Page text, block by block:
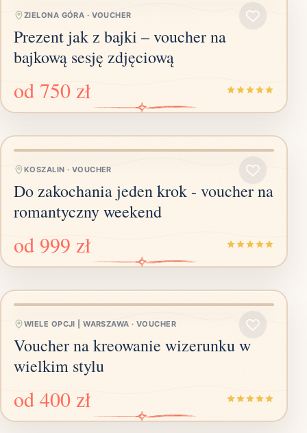
ZIELONA GÓRA · VOUCHER
Prezent jak z bajki – voucher na
bajkową sesję zdjęciową
od 750 zł
KOSZALIN · VOUCHER
Do zakochania jeden krok - voucher na
romantyczny weekend
od 999 zł
WIELE OPCJI | WARSZAWA ·VOUCHER
Voucher na kreowanie wizerunku w
wielkim stylu
od 400 zł